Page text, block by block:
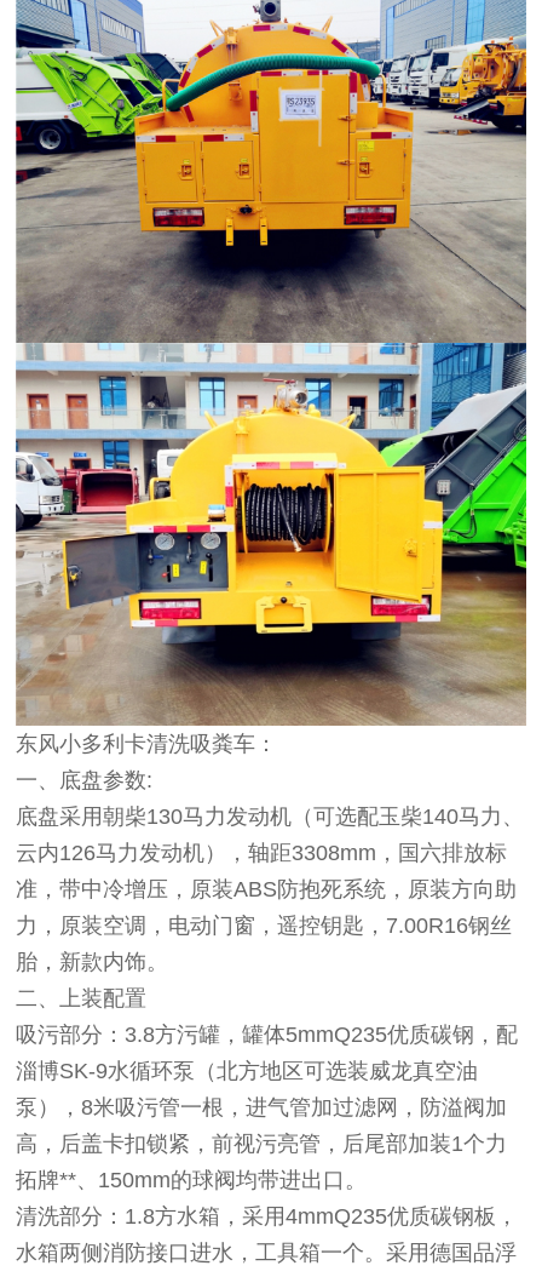
东风小多利卡清洗吸粪车：
一、底盘参数:
底盘采用朝柴130马力发动机（可选配玉柴140马力、
云内126马力发动机），轴距3308mm，国六排放标
准，带中冷增压，原装ABS防抱死系统，原装方向助
力，原装空调，电动门窗，遥控钥匙，7.00R16钢丝
胎，新款内饰。
二、上装配置
吸污部分：3.8方污罐，罐体5mmQ235优质碳钢，配
淄博SK-9水循环泵（北方地区可选装威龙真空油
泵），8米吸污管一根，进气管加过滤网，防溢阀加
高，后盖卡扣锁紧，前视污亮管，后尾部加装1个力
拓牌**、150mm的球阀均带进出口。
清洗部分：1.8方水箱，采用4mmQ235优质碳钢板，
水箱两侧消防接口进水，工具箱一个。采用德国品浮